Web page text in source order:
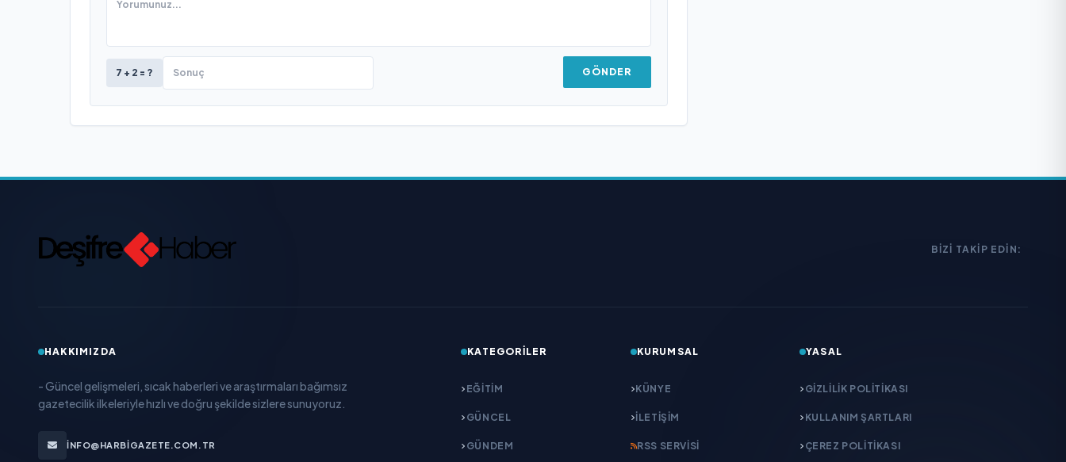
7 + 2 = ? GÖNDER
BIZI TAKIP EDIN:
HAKKIMIZDA
- Güncel gelişmeleri, sıcak haberleri ve araştırmaları bağımsız
gazetecilik ilkeleriyle hızlı ve doğru şekilde sizlere sunuyoruz.
INFO@HARBIGAZETE.COM.TR
KATEGORILER
EĞITIM
GÜNCEL
GÜNDEM
KURUMSAL
KÜNYE
İLETIŞIM
RSS SERVISI
YASAL
GIZLILIK POLITIKASI
KULLANIM ŞARTLARI
ÇEREZ POLITIKASI